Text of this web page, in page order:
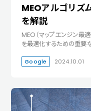
MEOアルゴリズ
を解説
MEO（マップエンジン最
を最適化するための重要
Google 2024.10.01